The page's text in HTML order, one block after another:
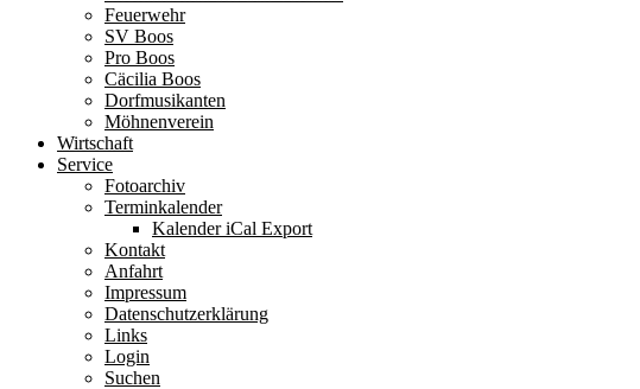
Feuerwehr
SV Boos
Pro Boos
Cäcilia Boos
Dorfmusikanten
Möhnenverein
Wirtschaft
Service
Fotoarchiv
Terminkalender
Kalender iCal Export
Kontakt
Anfahrt
Impressum
Datenschutzerklärung
Links
Login
Suchen